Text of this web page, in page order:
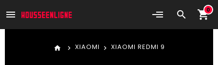
search shopping_cart
0
menu
home XIAOMI XIAOMI REDMI 9